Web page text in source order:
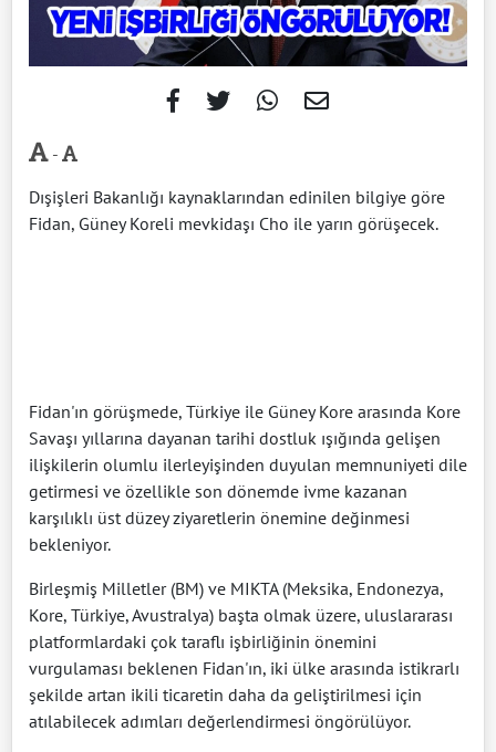
-
Dışişleri Bakanlığı kaynaklarından edinilen bilgiye göre
Fidan, Güney Koreli mevkidaşı Cho ile yarın görüşecek.
Fidan'ın görüşmede, Türkiye ile Güney Kore arasında Kore
Savaşı yıllarına dayanan tarihi dostluk ışığında gelişen
ilişkilerin olumlu ilerleyişinden duyulan memnuniyeti dile
getirmesi ve özellikle son dönemde ivme kazanan
karşılıklı üst düzey ziyaretlerin önemine değinmesi
bekleniyor.
Birleşmiş Milletler (BM) ve MIKTA (Meksika, Endonezya,
Kore, Türkiye, Avustralya) başta olmak üzere, uluslararası
platformlardaki çok taraflı işbirliğinin önemini
vurgulaması beklenen Fidan'ın, iki ülke arasında istikrarlı
şekilde artan ikili ticaretin daha da geliştirilmesi için
atılabilecek adımları değerlendirmesi öngörülüyor.